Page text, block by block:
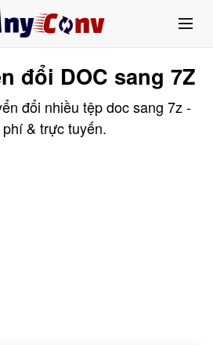
đổi DOC sang 7Z
đổi nhiều tệp doc sang 7z -
& trực tuyến.